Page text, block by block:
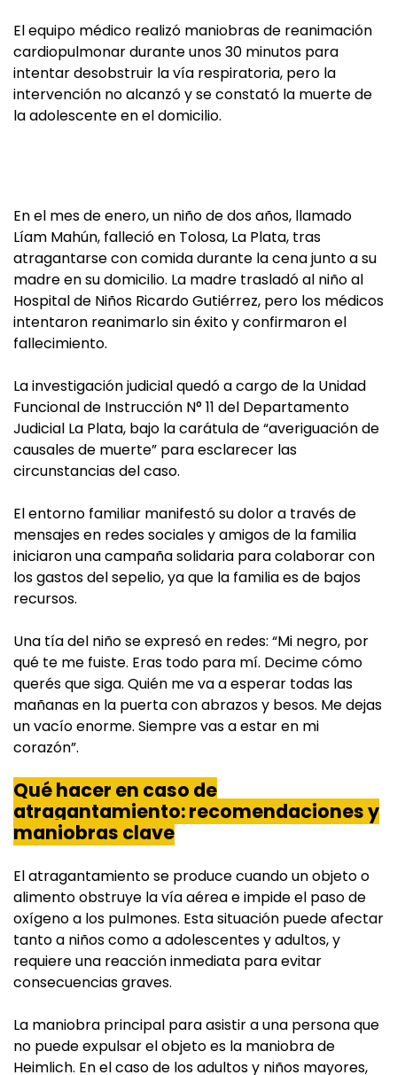
El equipo médico realizó maniobras de reanimación
cardiopulmonar durante unos 30 minutos para
intentar desobstruir la vía respiratoria, pero la
intervención no alcanzó y se constató la muerte de
la adolescente en el domicilio.
En el mes de enero, un niño de dos años, llamado
Líam Mahún, falleció en Tolosa, La Plata, tras
atragantarse con comida durante la cena junto a su
madre en su domicilio. La madre trasladó al niño al
Hospital de Niños Ricardo Gutiérrez, pero los médicos
intentaron reanimarlo sin éxito y confirmaron el
fallecimiento.
La investigación judicial quedó a cargo de la Unidad
Funcional de Instrucción N° 11 del Departamento
Judicial La Plata, bajo la carátula de “averiguación de
causales de muerte” para esclarecer las
circunstancias del caso.
El entorno familiar manifestó su dolor a través de
mensajes en redes sociales y amigos de la familia
iniciaron una campaña solidaria para colaborar con
los gastos del sepelio, ya que la familia es de bajos
recursos.
Una tía del niño se expresó en redes: “Mi negro, por
qué te me fuiste. Eras todo para mí. Decime cómo
querés que siga. Quién me va a esperar todas las
mañanas en la puerta con abrazos y besos. Me dejas
un vacío enorme. Siempre vas a estar en mi
corazón”.
Qué hacer en caso de
atragantamiento: recomendaciones y
maniobras clave
El atragantamiento se produce cuando un objeto o
alimento obstruye la vía aérea e impide el paso de
oxígeno a los pulmones. Esta situación puede afectar
tanto a niños como a adolescentes y adultos, y
requiere una reacción inmediata para evitar
consecuencias graves.
La maniobra principal para asistir a una persona que
no puede expulsar el objeto es la maniobra de
Heimlich. En el caso de los adultos y niños mayores,